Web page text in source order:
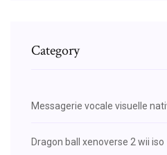
Category
Messagerie vocale visuelle
Dragon ball xenoverse 2 wii iso